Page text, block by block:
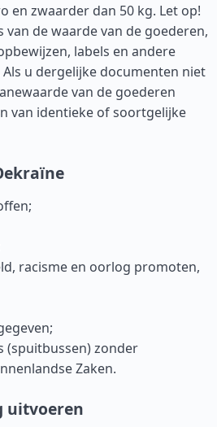
en zwaarder dan 50 kg. Let op!
de waarde van de goederen,
labels en andere
u dergelijke documenten niet
van de goederen
van identieke of soortgelijke
racisme en oorlog promoten,
(spuitbussen) zonder
Zaken.
uitvoeren